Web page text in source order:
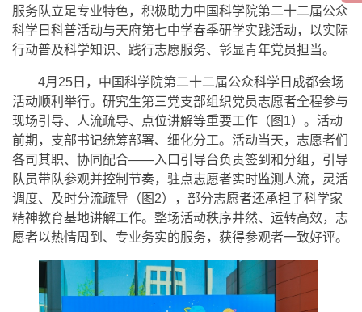
服务队立足专业特色，积极助力中国科学院第二十二届公众
科学日科普活动与天府第七中学春季研学实践活动，以实际
行动普及科学知识、践行志愿服务、彰显青年党员担当。
4月25日，中国科学院第二十二届公众科学日成都会场
活动顺利举行。研究生第三党支部组织党员志愿者全程参与
现场引导、人流疏导、点位讲解等重要工作（图1）。活动
前期，支部书记统筹部署、细化分工。活动当天，志愿者们
各司其职、协同配合——入口引导台负责签到和分组，引导
队员带队参观并控制节奏，驻点志愿者实时监测人流，灵活
调度、及时分流疏导（图2），部分志愿者还承担了科学家
精神教育基地讲解工作。整场活动秩序井然、运转高效，志
愿者以热情周到、专业务实的服务，获得参观者一致好评。